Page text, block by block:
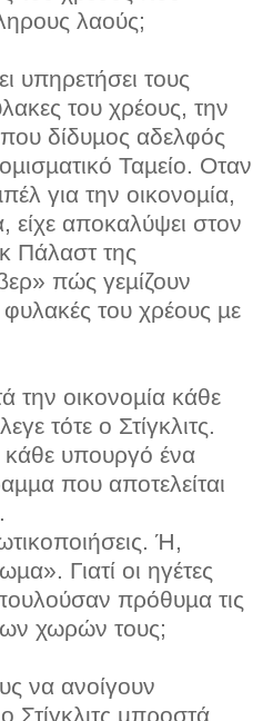
λαούς;
υπηρετήσει τους
του χρέους, την
δίδυµος αδελφός
Ταµείο. Οταν
για την οικονοµία,
είχε αποκαλύψει στον
Πάλαστ της
πώς γεµίζουν
του χρέους µε
την οικονοµία κάθε
τότε ο Στίγκλιτς.
υπουργό ένα
που αποτελείται
Ή,
Γιατί οι ηγέτες
πρόθυµα τις
χωρών τους;
να ανοίγουν
Στίγκλιτς µπροστά